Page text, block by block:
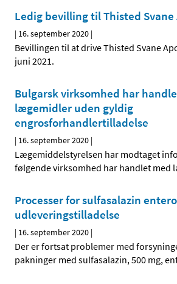
Ledig bevilling til Thisted
| 16. september 2020 |
Bevillingen til at drive Thisted Svane
juni 2021.
Bulgarsk virksomhed har
lægemidler uden gyldig
engrosforhandlertilladelse
| 16. september 2020 |
Lægemiddelstyrelsen har modtaget
følgende virksomhed har handlet med
Processer for sulfasalazin
udleveringstilladelse
| 16. september 2020 |
Der er fortsat problemer med
pakninger med sulfasalazin, 500 mg,